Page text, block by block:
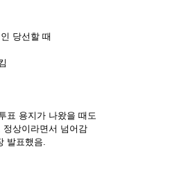
당선할 때
표 용지가 나왔을 때도
상이라면서 넘어감
발표했음.